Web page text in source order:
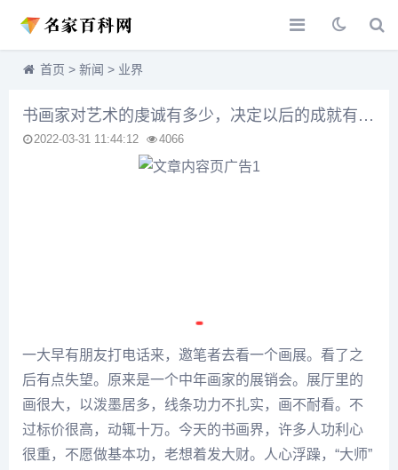
首页 > 新闻 > 业界
书画家对艺术的虔诚有多少，决定以后的成就有多大
2022-03-31 11:44:12 4066
一大早有朋友打电话来，邀笔者去看一个画展。看了之
后有点失望。原来是一个中年画家的展销会。展厅里的
画很大，以泼墨居多，线条功力不扎实，画不耐看。不
过标价很高，动辄十万。今天的书画界，许多人功利心
很重，不愿做基本功，老想着发大财。人心浮躁，“大师”